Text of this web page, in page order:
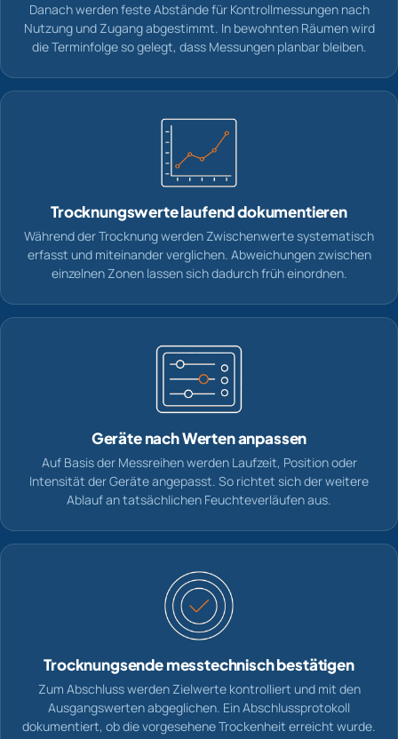
Danach werden feste Abstände für Kontrollmessungen nach
Nutzung und Zugang abgestimmt. In bewohnten Räumen wird
die Terminfolge so gelegt, dass Messungen planbar bleiben.
Trocknungswerte laufend dokumentieren
Während der Trocknung werden Zwischenwerte systematisch
erfasst und miteinander verglichen. Abweichungen zwischen
einzelnen Zonen lassen sich dadurch früh einordnen.
Geräte nach Werten anpassen
Auf Basis der Messreihen werden Laufzeit, Position oder
Intensität der Geräte angepasst. So richtet sich der weitere
Ablauf an tatsächlichen Feuchteverläufen aus.
Trocknungsende messtechnisch bestätigen
Zum Abschluss werden Zielwerte kontrolliert und mit den
Ausgangswerten abgeglichen. Ein Abschlussprotokoll
dokumentiert, ob die vorgesehene Trockenheit erreicht wurde.